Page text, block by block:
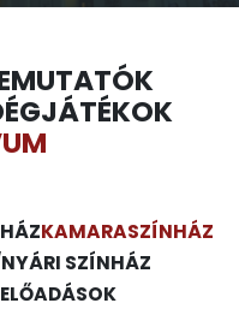
KAMARASZÍNHÁZ
SZÍNHÁZ